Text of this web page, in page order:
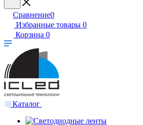
Сравнение0
Избранные товары 0
Корзина 0
Каталог